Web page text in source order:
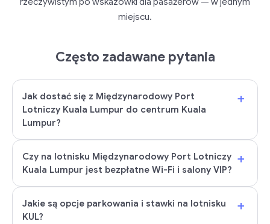
miejscu.
Często zadawane pytania
Jak dostać się z Międzynarodowy Port
Lotniczy Kuala Lumpur do centrum Kuala
Lumpur?
+
Czy na lotnisku Międzynarodowy Port Lotniczy
Kuala Lumpur jest bezpłatne Wi-Fi i salony VIP?
+
Jakie są opcje parkowania i stawki na lotnisku
KUL?
+